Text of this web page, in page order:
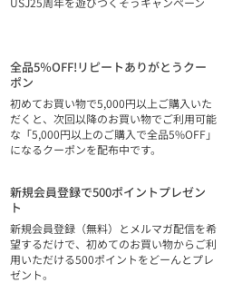
全品5％OFF!リピートありがとうクー
ポン
初めてお買い物で5,000円以上ご購入いた
だくと、次回以降のお買い物でご利用可能
な「5,000円以上のご購入で全品5%OFF」
になるクーポンを配布中です。
新規会員登録で500ポイントプレゼン
ト
新規会員登録（無料）とメルマガ配信を希
望するだけで、初めてのお買い物からご利
用いただける500ポイントをどーんとプレ
ゼント。